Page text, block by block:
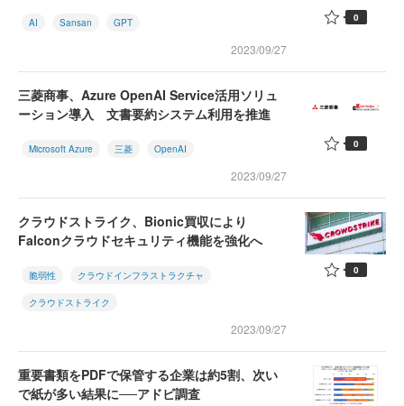
AI Sansan GPT
2023/09/27
0
三菱商事、Azure OpenAI Service活用ソリュ
ーション導入 文書要約システム利用を推進
Microsoft Azure 三菱 OpenAI
2023/09/27
0
クラウドストライク、Bionic買収により
Falconクラウドセキュリティ機能を強化へ
脆弱性 クラウドインフラストラクチャ
クラウドストライク
2023/09/27
0
重要書類をPDFで保管する企業は約5割、次い
で紙が多い結果に──アドビ調査